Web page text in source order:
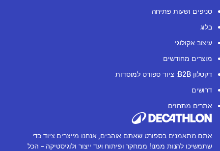
סניפים ושעות פתיחה
בלוג
עיצוב אקולוגי
מוצרים מחודשים
דקטלון B2B: ציוד ספורט למוסדות
דרושים
אתרים מתחזים
אתם מתאמנים בספורט שאתם אוהבים, אנחנו מייצרים ציוד כדי
שתמשיכו להנות ממנו! ממחקר ופיתוח ועד ייצור ולוגיסטיקה - הכל